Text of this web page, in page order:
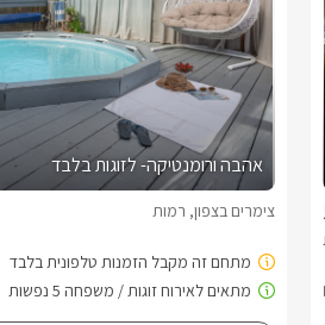
אהבה ורומנטיקה- לזוגות בלבד
צימרים בצפון, רמות